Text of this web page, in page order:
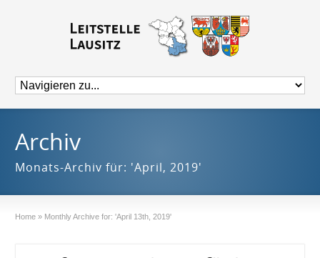
Archiv
Monats-Archiv für: 'April, 2019'
Home » Monthly Archive for: 'April 13th, 2019'